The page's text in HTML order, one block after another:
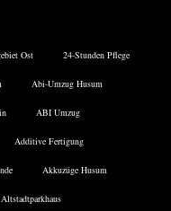
Ost 24-Stunden Pflege
Abi-Umzug Husum
ABI Umzug
Additive Fertigung
Akkuzüge Husum
Altstadtparkhaus